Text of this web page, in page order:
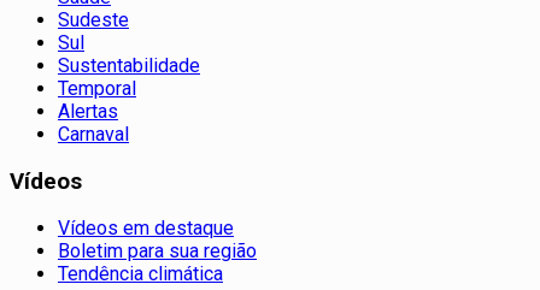
Sudeste
Sul
Sustentabilidade
Temporal
Alertas
Carnaval
Vídeos
Vídeos em destaque
Boletim para sua região
Tendência climática